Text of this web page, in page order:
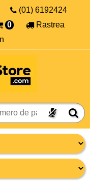
(01) 6192424
0
Rastrea